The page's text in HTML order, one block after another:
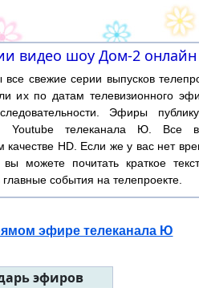
видео шоу Дом-2 онлайн
свежие серии выпусков
их по датам телевизионного
Эфиры
Youtube телеканала Ю. Все
качестве HD. Если же у вас нет
можете почитать краткое
события на телепроекте.
эфире телеканала Ю
эфиров